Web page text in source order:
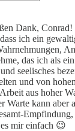
Dank,
ich ein
das ich als
seelisches
und von
aus hoher
Warte kann aber
mir einfach 😉